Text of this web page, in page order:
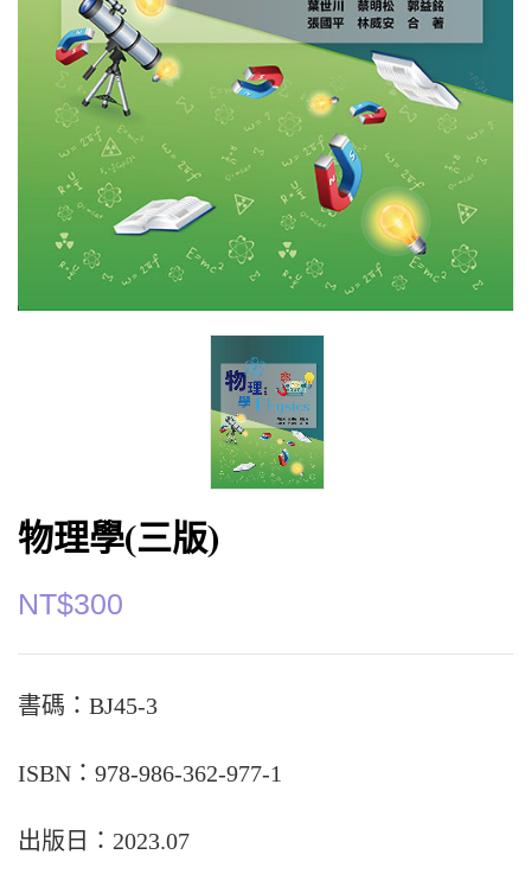
物理學(三版)
NT$300
書碼：BJ45-3
ISBN：978-986-362-977-1
出版日：2023.07